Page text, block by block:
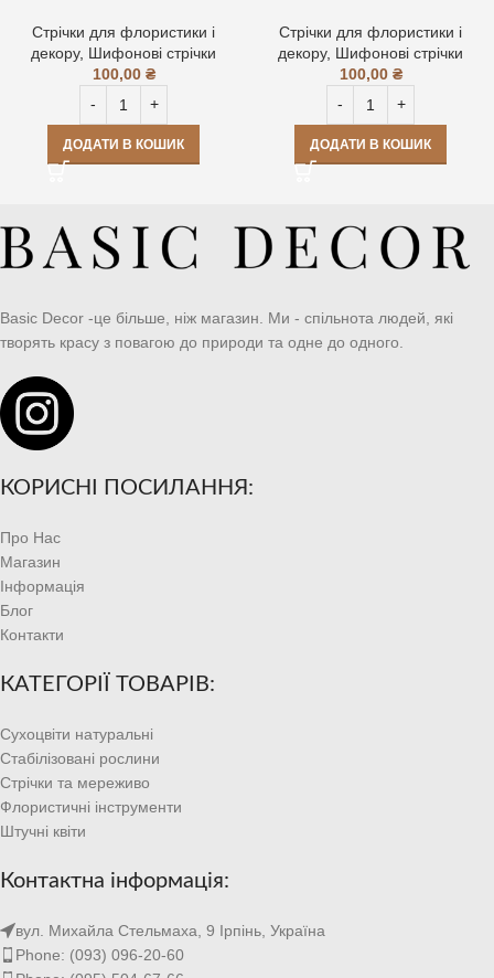
Стрічки для флористики і
декору, Шифонові стрічки
100,00 ₴
ДОДАТИ В КОШИК
Стрічки для флористики і
декору, Шифонові стрічки
100,00 ₴
ДОДАТИ В КОШИК
Basic Decor -це більше, ніж магазин. Ми - спільнота людей, які
творять красу з повагою до природи та одне до одного.
КОРИСНІ ПОСИЛАННЯ:
Про Нас
Магазин
Інформація
Блог
Контакти
КАТЕГОРІЇ ТОВАРІВ:
Сухоцвіти натуральні
Стабілізовані рослини
Стрічки та мереживо
Флористичні інструменти
Штучні квіти
Контактна інформація:
вул. Михайла Стельмаха, 9 Ірпінь, Україна
Phone: (093) 096-20-60